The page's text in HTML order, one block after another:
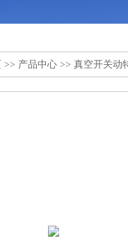
>> 产品中心 >> 真空开关动